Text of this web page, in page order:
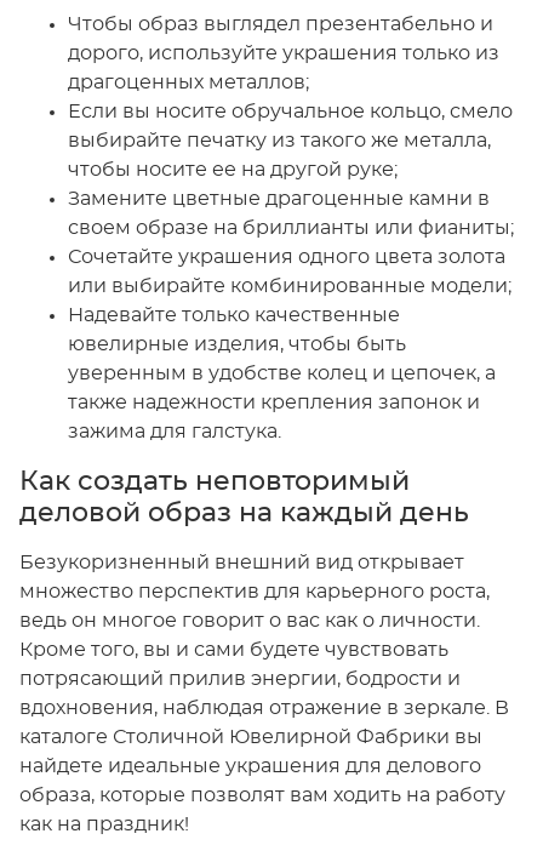
Чтобы образ выглядел презентабельно и
дорого, используйте украшения только из
драгоценных металлов;
Если вы носите обручальное кольцо, смело
выбирайте печатку из такого же металла,
чтобы носите ее на другой руке;
Замените цветные драгоценные камни в
своем образе на бриллианты или фианиты;
Сочетайте украшения одного цвета золота
или выбирайте комбинированные модели;
Надевайте только качественные
ювелирные изделия, чтобы быть
уверенным в удобстве колец и цепочек, а
также надежности крепления запонок и
зажима для галстука.
Как создать неповторимый
деловой образ на каждый день
Безукоризненный внешний вид открывает
множество перспектив для карьерного роста,
ведь он многое говорит о вас как о личности.
Кроме того, вы и сами будете чувствовать
потрясающий прилив энергии, бодрости и
вдохновения, наблюдая отражение в зеркале. В
каталоге Столичной Ювелирной Фабрики вы
найдете идеальные украшения для делового
образа, которые позволят вам ходить на работу
как на праздник!